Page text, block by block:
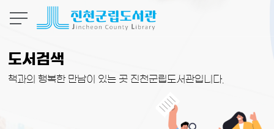
도서검색
책과의 행복한 만남이 있는 곳 진천군립도서관입니다.